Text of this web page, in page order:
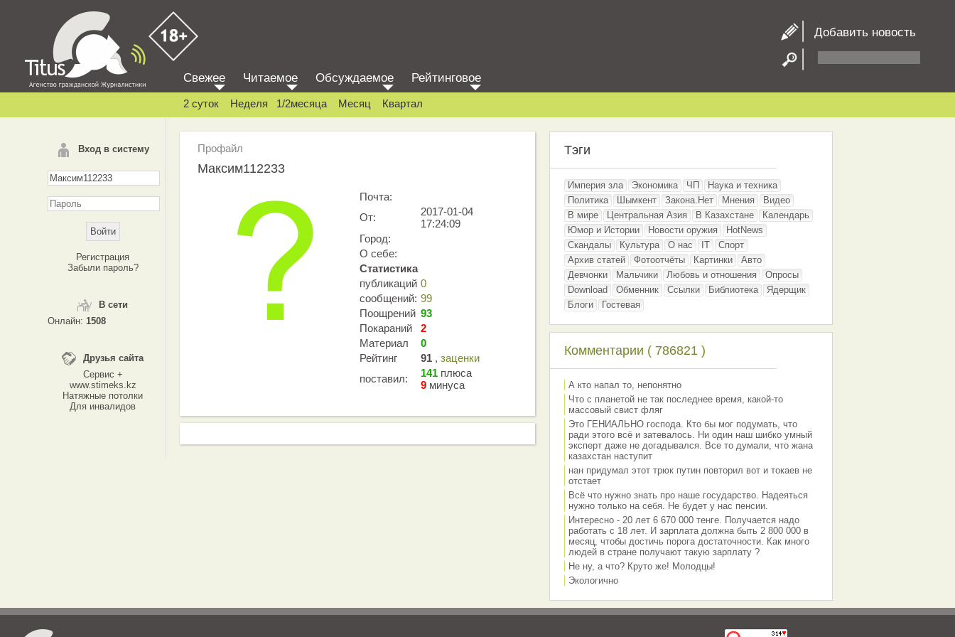
Добавить новость
Вход в систему
Регистрация
Забыли пароль?
В сети
Онлайн: 1508
Друзья сайта
Сервис +
www.stimeks.kz
Натяжные потолки
Для инвалидов
Свежее Читаемое Обсуждаемое Рейтинговое
2 суток Неделя 1/2месяца Месяц Квартал
Профайл
Максим112233
Почта:
От:
2017-01-04
17:24:09
Город:
О себе:
Статистика
публикаций 0
сообщений: 99
Поощрений 93
Покараний
2
Материал
0
Рейтинг
91 , заценки
поставил:
141 плюса
9 минуса
Тэги
Империя зла Экономика ЧП
Наука и техника
Политика
Шымкент Закона.Нет Мнения
Видео
В мире
Центральная Азия В Казахстане
Календарь
Юмор и Истории
Новости оружия
HotNews
Скандалы
Культура О нас IT
Спорт
Архив статей
Фотоотчёты Картинки
Авто
Девчонки
Мальчики Любовь и отношения
Опросы
Download
Обменник Ссылки Библиотека
Ядерщик
Блоги
Гостевая
Комментарии ( 786821 )
А кто напал то, непонятно
Что с планетой не так последнее время, какой-то
массовый свист фляг
Это ГЕНИАЛЬНО господа. Кто бы мог подумать, что
ради этого всё и затевалось. Ни один наш шибко умный
эксперт даже не догадывался. Все то думали, что жана
казахстан наступит
нан придумал этот трюк путин повторил вот и токаев не
отстает
Всё что нужно знать про наше государство. Надеяться
нужно только на себя. Не будет у нас пенсии.
Интересно - 20 лет 6 670 000 тенге. Получается надо
работать с 18 лет. И зарплата должна быть 2 800 000 в
месяц, чтобы достичь порога достаточности. Как много
людей в стране получают такую зарплату ?
Не ну, а что? Круто же! Молодцы!
Экологично